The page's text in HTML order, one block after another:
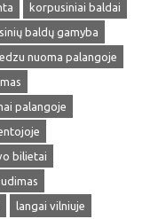
korpusiniai baldai
baldų gamyba
nuoma palangoje
palangoje
bilietai
langai vilniuje